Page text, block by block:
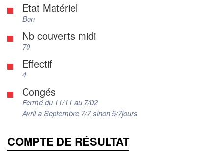
Etat Matériel
Bon
Nb couverts midi
70
Effectif
4
Congés
Fermé du 11/11 au 7/02
Avril a Septembre 7/7 sinon 5/7jours
COMPTE DE RÉSULTAT